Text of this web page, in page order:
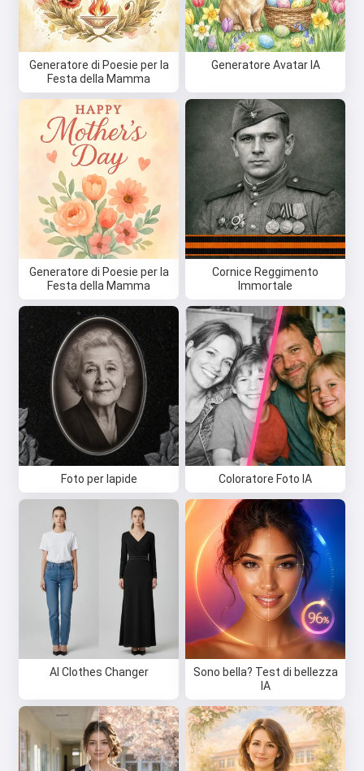
Generatore di Poesie per la
Festa della Mamma
Generatore Avatar IA
Generatore di Poesie per la
Festa della Mamma
Cornice Reggimento
Immortale
Foto per lapide Coloratore Foto IA
AI Clothes Changer
Sono bella? Test di bellezza
IA